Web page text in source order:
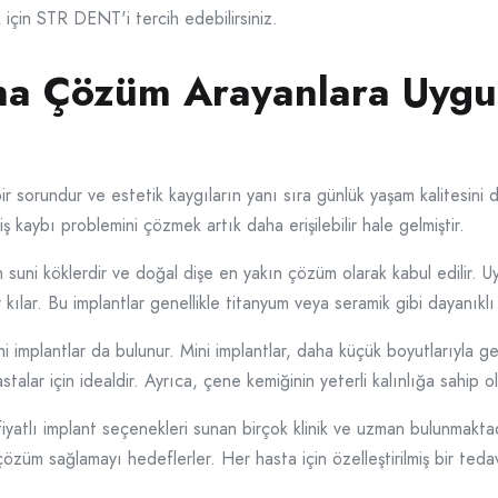
STR DENT'i tercih edebilirsiniz.
Çözüm Arayanlara
sorundur ve estetik kaygıların yanı sıra günlük yaşam
problemini çözmek artık daha erişilebilir hale gelmiştir.
köklerdir ve doğal dişe en yakın çözüm olarak kabul edilir.
Bu implantlar genellikle titanyum veya seramik gibi
implantlar da bulunur. Mini implantlar, daha küçük boyutlarıyla
için idealdir. Ayrıca, çene kemiğinin yeterli kalınlığa sahip
implant seçenekleri sunan birçok klinik ve uzman
sağlamayı hedeflerler. Her hasta için özelleştirilmiş bir